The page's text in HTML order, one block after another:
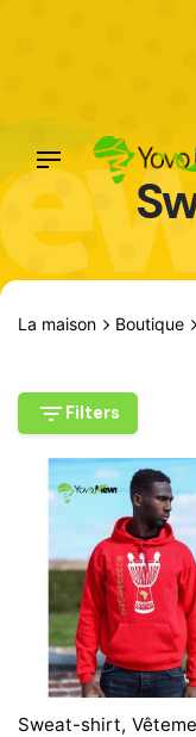
La maison Boutique
Filters
Sweat-shirt,